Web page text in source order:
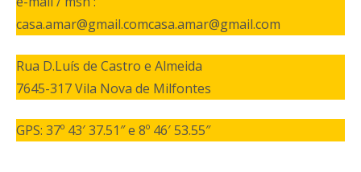
casa.amar@gmail.comcasa.amar@gmail.com
Rua D.Luís de Castro e Almeida
7645-317 Vila Nova de Milfontes
GPS: 37º 43′ 37.51″ e 8º 46′ 53.55″